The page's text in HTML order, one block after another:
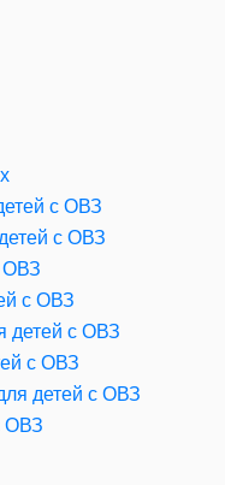
с ОВЗ
с ОВЗ
ОВЗ
с ОВЗ
детей с ОВЗ
с ОВЗ
детей с ОВЗ
ОВЗ